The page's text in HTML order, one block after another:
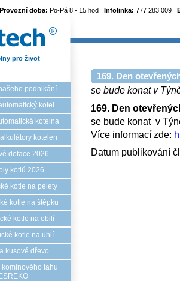
Provozní doba: Po-Pá 8 - 15 hod Infolinka: 777 283 009
pro život
podnikání
kotel
kotelna
kotelen
dotace 2026
kotlů 2026
kotle na pelety
kotle na štěpku
kotle na obilí
kotle na uhlí
kusové dřevo
komínového tahu
ESREKO
169. Den
se bude konat v
169. Den
se bude konat v
Více informací zde:
Datum publikování